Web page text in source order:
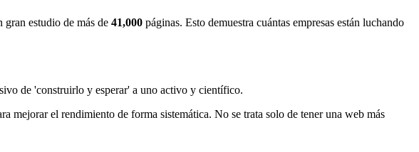
gran estudio de más de 41,000 páginas. Esto demuestra cuántas empresas están luchando
de 'construirlo y esperar' a uno activo y científico.
mejorar el rendimiento de forma sistemática. No se trata solo de tener una web más